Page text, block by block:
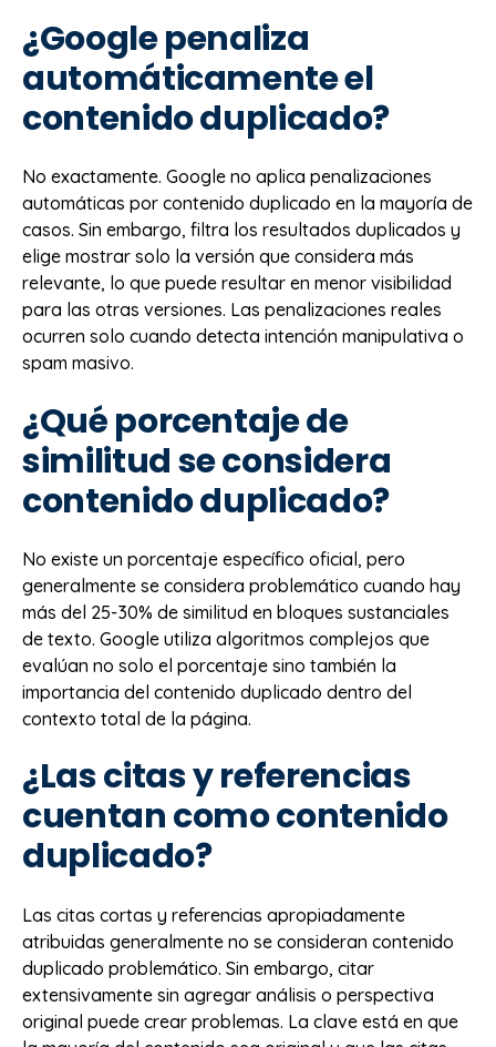
¿Google penaliza
automáticamente el
contenido duplicado?
No exactamente. Google no aplica penalizaciones
automáticas por contenido duplicado en la mayoría de
casos. Sin embargo, filtra los resultados duplicados y
elige mostrar solo la versión que considera más
relevante, lo que puede resultar en menor visibilidad
para las otras versiones. Las penalizaciones reales
ocurren solo cuando detecta intención manipulativa o
spam masivo.
¿Qué porcentaje de
similitud se considera
contenido duplicado?
No existe un porcentaje específico oficial, pero
generalmente se considera problemático cuando hay
más del 25-30% de similitud en bloques sustanciales
de texto. Google utiliza algoritmos complejos que
evalúan no solo el porcentaje sino también la
importancia del contenido duplicado dentro del
contexto total de la página.
¿Las citas y referencias
cuentan como contenido
duplicado?
Las citas cortas y referencias apropiadamente
atribuidas generalmente no se consideran contenido
duplicado problemático. Sin embargo, citar
extensivamente sin agregar análisis o perspectiva
original puede crear problemas. La clave está en que